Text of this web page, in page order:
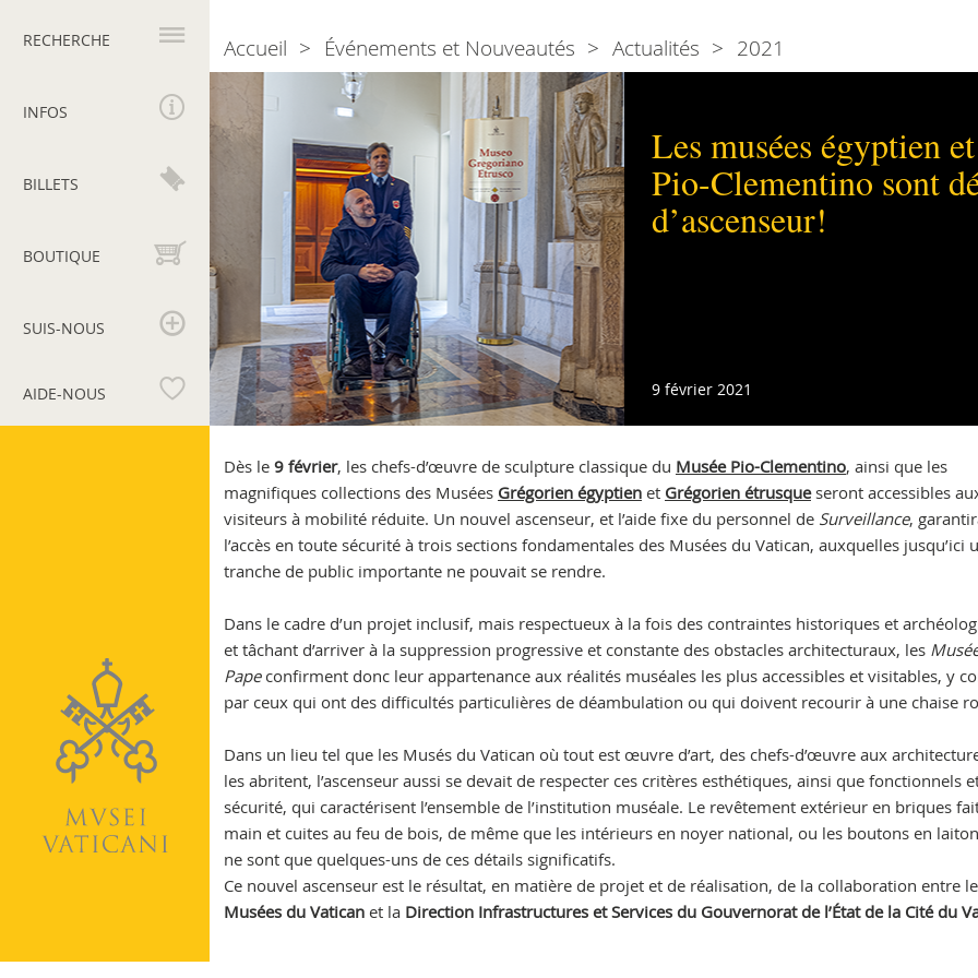
principale
RECHERCHE
INFOS
BILLETS
BOUTIQUE
SUIS-NOUS
AIDE-NOUS
égyptien
Pio-
Clementino
sont
désormais
à
portée
d’ascenseur!
Les musées égyptien
Pio-Clementino sont
d’ascenseur!
9 février 2021
Dès le 9 février, les chefs-d’œuvre de sculpture classique du Musée Pio-Clementino, ainsi que les
magnifiques collections des Musées Grégorien égyptienet Grégorien étrusqueseront accessibles
visiteurs à mobilité réduite. Un nouvel ascenseur, et l’aide fixe du personnel deSurveillance,
l’accès en toute sécurité à trois sections fondamentales des Musées du Vatican, auxquelles jusqu’ici
tranche de public importante ne pouvait se rendre.
Dans le cadre d’un projet inclusif, mais respectueux à la fois des contraintes historiques et
et tâchant d’arriver à la suppression progressive et constante des obstacles architecturaux, les
Papeconfirment donc leur appartenance aux réalités muséales les plus accessibles et visitables, y
par ceux qui ont des difficultés particulières de déambulation ou qui doivent recourir à une chaise
Dans un lieu tel que les Musés du Vatican où tout est œuvre d’art, des chefs-d’œuvre aux
les abritent, l’ascenseur aussi se devait de respecter ces critères esthétiques, ainsi que fonctionnels
sécurité, qui caractérisent l’ensemble de l’institution muséale. Le revêtement extérieur en briques
main et cuites au feu de bois, de même que les intérieurs en noyer national, ou les boutons en
ne sont que quelques-uns de ces détails significatifs.
Ce nouvel ascenseur est le résultat, en matière de projet et de réalisation, de la collaboration entre
Musées du Vatican et la Direction Infrastructures et Services du Gouvernorat de l’État de la Cité du
Breadcrumb
Accueil Événements et Nouveautés Actualités 2021